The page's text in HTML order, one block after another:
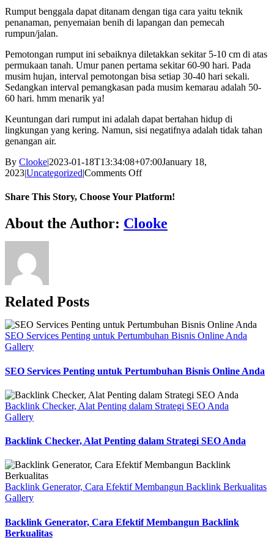
Rumput benggala dapat ditanam dengan tiga cara yaitu teknik
penanaman, penyemaian benih di lapangan dan pemecah
rumpun/jalan.
Pemotongan rumput ini sebaiknya diletakkan sekitar 5-10 cm di atas
permukaan tanah. Umur panen pertama sekitar 60-90 hari. Pada
musim hujan, interval pemotongan bisa setiap 30-40 hari sekali.
Sedangkan interval pemangkasan pada musim kemarau adalah 50-
60 hari. hmm menarik ya!
Keuntungan dari rumput ini adalah dapat bertahan hidup di
lingkungan yang kering. Namun, sisi negatifnya adalah tidak tahan
genangan air.
By Clooke|2023-01-18T13:34:08+07:00January 18,
2023|Uncategorized|Comments Offon
rumput
ternak
luar
Share This Story, Choose Your Platform!
Facebook
Twitter
Reddit
LinkedIn
WhatsApp
Tumblr
Pinterest
Vk
Xing
Email
About the Author: Clooke
Related Posts
SEO Services Penting untuk Pertumbuhan Bisnis Online Anda
Gallery
SEO Services Penting untuk Pertumbuhan Bisnis Online Anda
Backlink Checker, Alat Penting dalam Strategi SEO Anda
Gallery
Backlink Checker, Alat Penting dalam Strategi SEO Anda
Backlink Generator, Cara Efektif Membangun Backlink Berkualitas
Gallery
Backlink Generator, Cara Efektif Membangun Backlink
Berkualitas